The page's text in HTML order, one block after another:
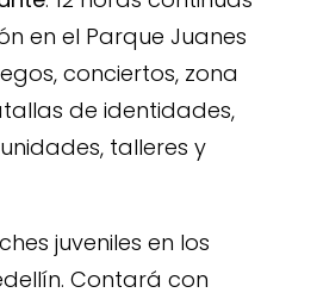
en el Parque Juanes
conciertos, zona
de identidades,
talleres y
juveniles en los
Contará con